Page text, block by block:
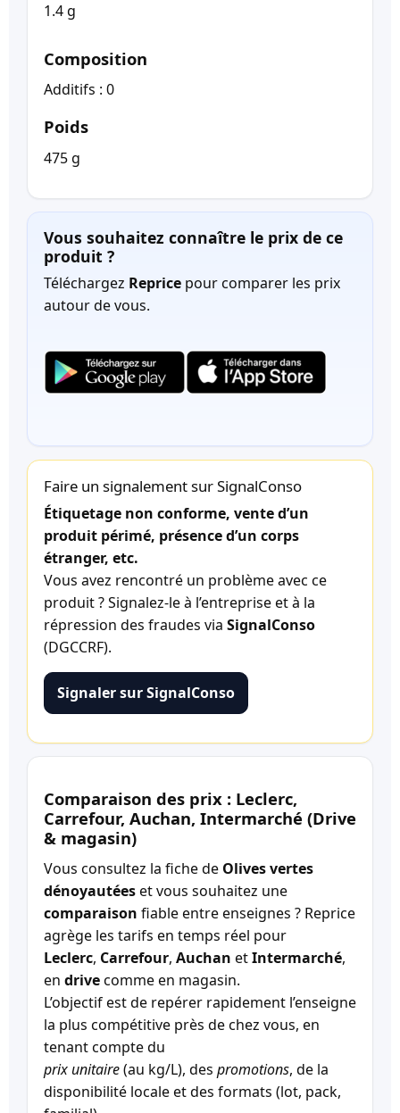
1.4 g
Composition
Additifs : 0
Poids
475 g
Vous souhaitez connaître le prix de ce
produit ?
Téléchargez Reprice pour comparer les prix
autour de vous.
Faire un signalement sur SignalConso
Étiquetage non conforme, vente d’un
produit périmé, présence d’un corps
étranger, etc.
Vous avez rencontré un problème avec ce
produit ? Signalez-le à l’entreprise et à la
répression des fraudes via SignalConso
(DGCCRF).
Signaler sur SignalConso
Comparaison des prix : Leclerc,
Carrefour, Auchan, Intermarché (Drive
& magasin)
Vous consultez la fiche de Olives vertes
dénoyautéeset vous souhaitez une
comparaison fiable entre enseignes ? Reprice
agrège les tarifs en temps réel pour
Leclerc, Carrefour, Auchan etIntermarché,
en drivecomme en magasin.
L’objectif est de repérer rapidement l’enseigne
la plus compétitive près de chez vous, en
tenant compte du
prix unitaire(au kg/L), des promotions, de la
disponibilité locale et des formats (lot, pack,